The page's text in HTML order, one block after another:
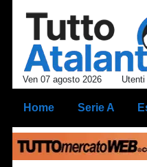
Ven 07 agosto 2026
Home Serie A